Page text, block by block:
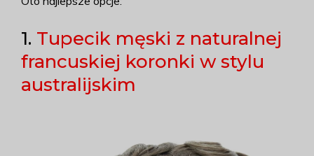
1. Tupecik męski z naturalnej
francuskiej koronki w stylu
australijskim